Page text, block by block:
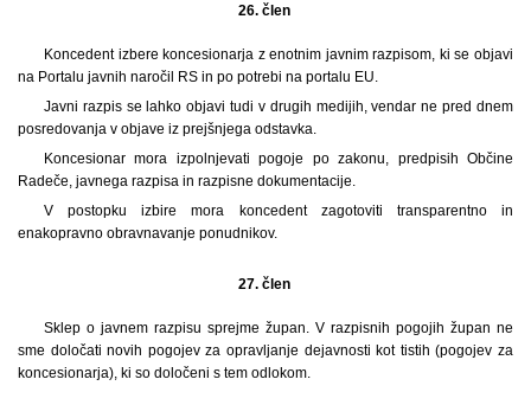
26. člen
Koncedent izbere koncesionarja z enotnim javnim razpisom, ki se objavi
na Portalu javnih naročil RS in po potrebi na portalu EU.
Javni razpis se lahko objavi tudi v drugih medijih, vendar ne pred dnem
posredovanja v objave iz prejšnjega odstavka.
Koncesionar mora izpolnjevati pogoje po zakonu, predpisih Občine
Radeče, javnega razpisa in razpisne dokumentacije.
V postopku izbire mora koncedent zagotoviti transparentno in
enakopravno obravnavanje ponudnikov.
27. člen
Sklep o javnem razpisu sprejme župan. V razpisnih pogojih župan ne
sme določati novih pogojev za opravljanje dejavnosti kot tistih (pogojev za
koncesionarja), ki so določeni s tem odlokom.